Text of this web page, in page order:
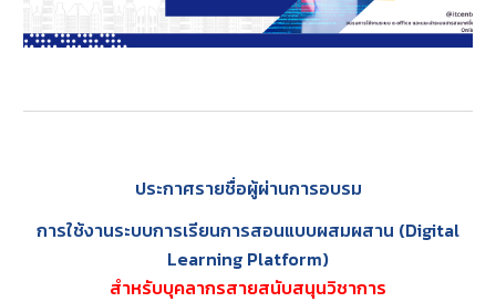
ประกาศรายชื่อผู้ผ่านการอบรม
การใช้งานระบบการเรียนการสอนแบบผสมผสาน (Digital
Learning Platform)
สำหรับบุคลากรสายสนับสนุนวิชาการ